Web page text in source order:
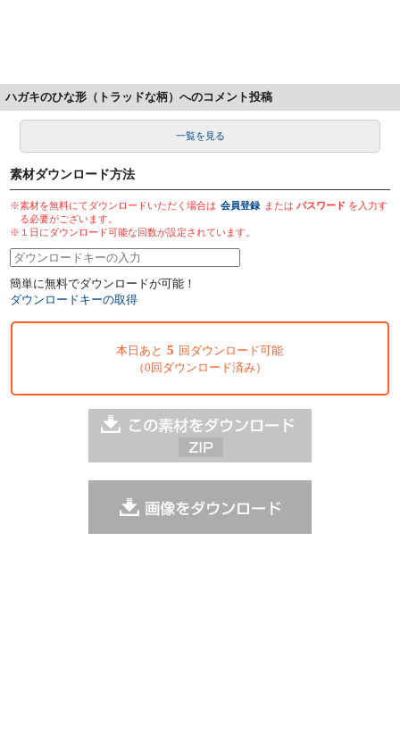
ハガキのひな形（トラッドな柄）へのコメント投稿
一覧を見る
素材ダウンロード方法
※素材を無料にてダウンロードいただく場合は 会員登録 またはパスワード を入力す
る必要がございます。
※１日にダウンロード可能な回数が設定されています。
簡単に無料でダウンロードが可能！
ダウンロードキーの取得
本日あと 5 回ダウンロード可能
（0回ダウンロード済み）